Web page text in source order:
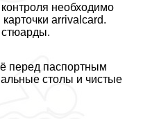
необходимо
arrivalcard.
перед паспортным
столы и чистые